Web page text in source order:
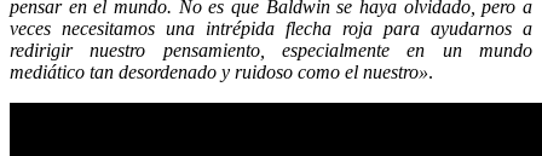
pensar en el mundo. No es que Baldwin se haya olvidado, pero a
veces necesitamos una intrépida flecha roja para ayudarnos a
redirigir nuestro pensamiento, especialmente en un mundo
mediático tan desordenado y ruidoso como el nuestro».